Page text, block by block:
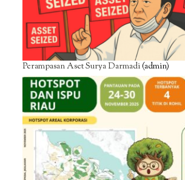
Perampasan Aset Surya Darmadi(admin)